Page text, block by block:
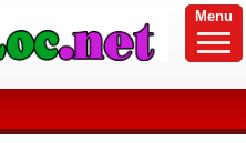
Menu